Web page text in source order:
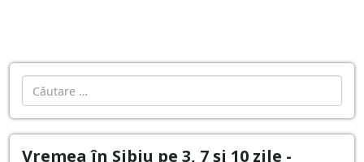
Cautare
Vremea în Sibiu pe 3, 7 și 10 zile -